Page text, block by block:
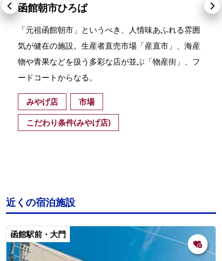
函館朝市ひろば
「元祖函館朝市」というべき、人情味あふれる雰囲
気が健在の施設。生産者直売市場「産直市」、海産
物や青果などを扱う多彩な店が並ぶ「物産街」、フ
ードコートからなる。
みやげ店
市場
こだわり条件(みやげ店)
近くの宿泊施設
函館駅前・大門